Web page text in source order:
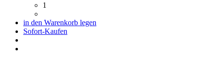
1
in den Warenkorb legen
Sofort-Kaufen